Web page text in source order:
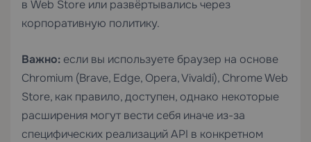
в Web Store или развёртывались через
корпоративную политику.
Важно: если вы используете браузер на основе
Chromium (Brave, Edge, Opera, Vivaldi), Chrome Web
Store, как правило, доступен, однако некоторые
расширения могут вести себя иначе из-за
специфических реализаций API в конкретном